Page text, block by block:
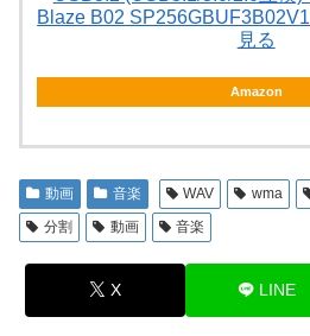
Blaze B02
見る
Amazon
動画 音楽 WAV wma
分割
動画 音楽
X LINE